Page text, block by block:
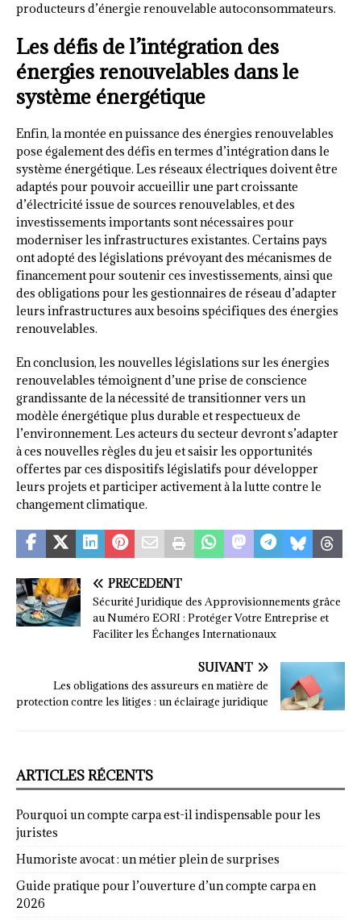
producteurs d’énergie renouvelable autoconsommateurs.
Les défis de l’intégration des
énergies renouvelables dans le
système énergétique
Enfin, la montée en puissance des énergies renouvelables
pose également des défis en termes d’intégration dans le
système énergétique. Les réseaux électriques doivent être
adaptés pour pouvoir accueillir une part croissante
d’électricité issue de sources renouvelables, et des
investissements importants sont nécessaires pour
moderniser les infrastructures existantes. Certains pays
ont adopté des législations prévoyant des mécanismes de
financement pour soutenir ces investissements, ainsi que
des obligations pour les gestionnaires de réseau d’adapter
leurs infrastructures aux besoins spécifiques des énergies
renouvelables.
En conclusion, les nouvelles législations sur les énergies
renouvelables témoignent d’une prise de conscience
grandissante de la nécessité de transitionner vers un
modèle énergétique plus durable et respectueux de
l’environnement. Les acteurs du secteur devront s’adapter
à ces nouvelles règles du jeu et saisir les opportunités
offertes par ces dispositifs législatifs pour développer
leurs projets et participer activement à la lutte contre le
changement climatique.
PRÉCÉDENT
Sécurité Juridique des Approvisionnements grâce
au Numéro EORI : Protéger Votre Entreprise et
Faciliter les Échanges Internationaux
SUIVANT
Les obligations des assureurs en matière de
protection contre les litiges : un éclairage juridique
ARTICLES RÉCENTS
Pourquoi un compte carpa est-il indispensable pour les
juristes
Humoriste avocat : un métier plein de surprises
Guide pratique pour l’ouverture d’un compte carpa en
2026